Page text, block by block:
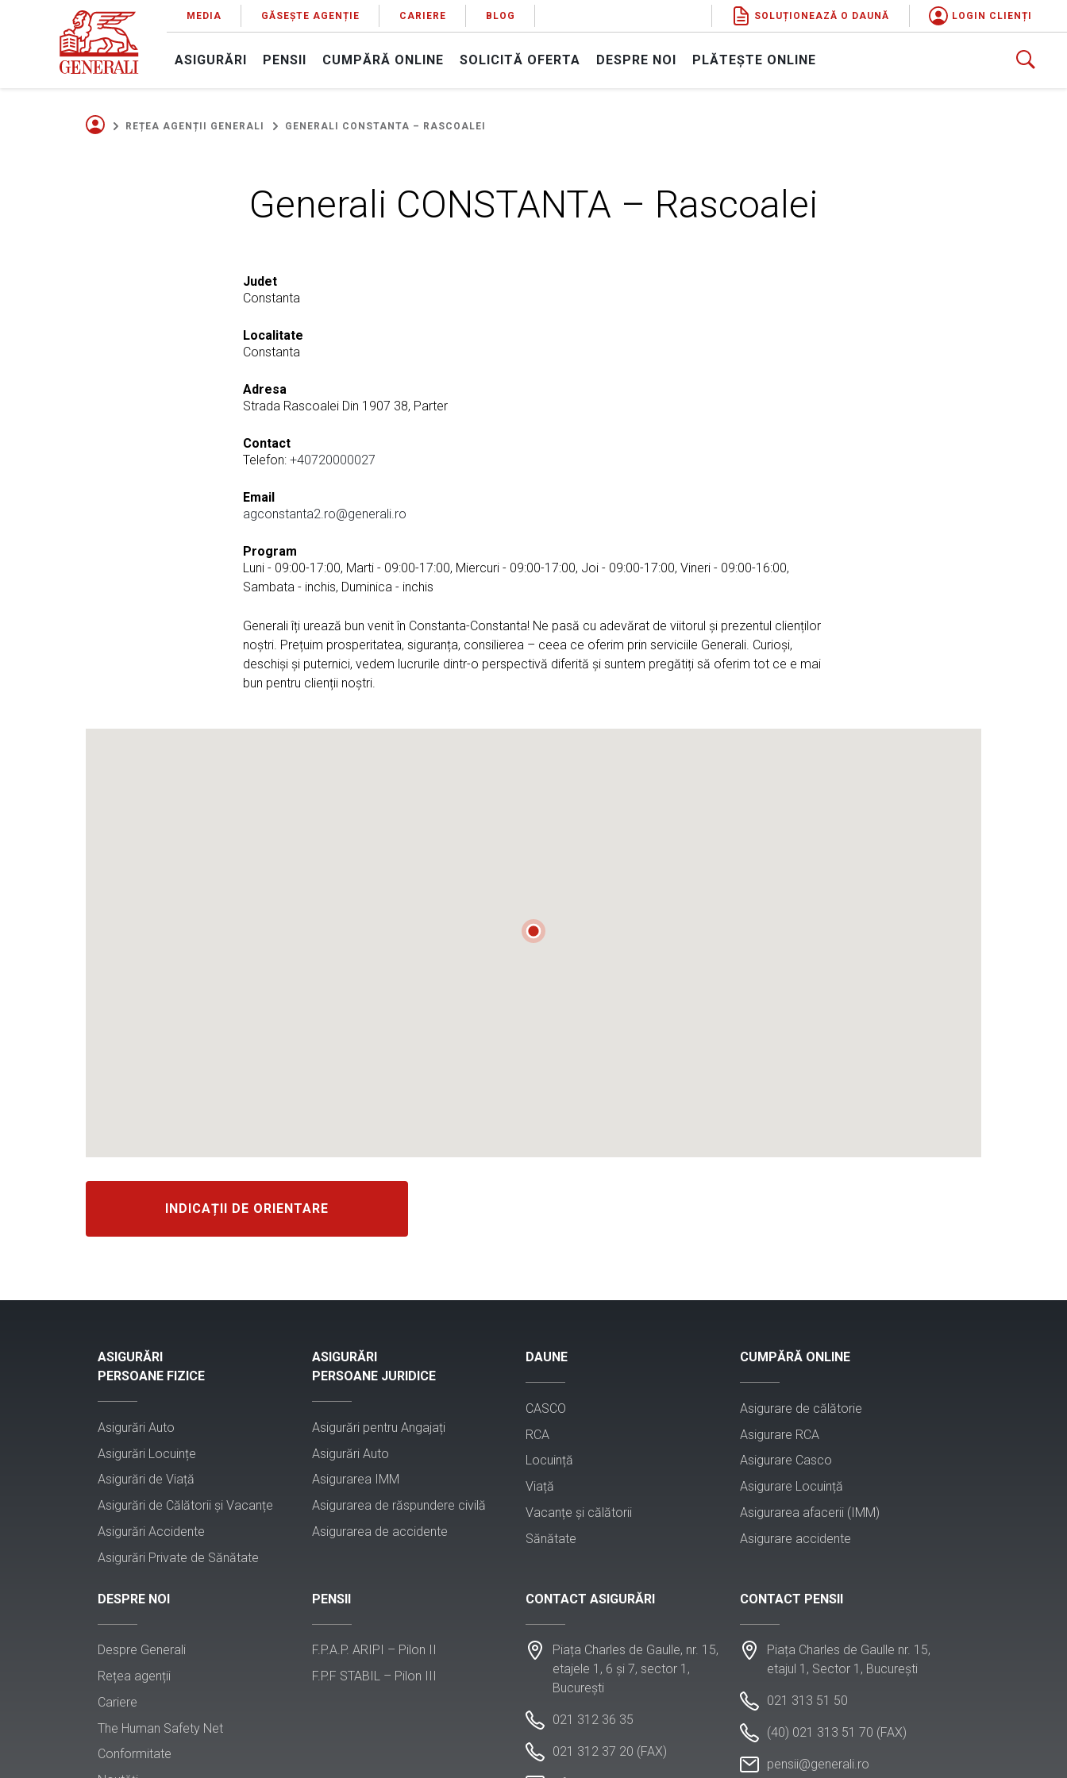
MEDIA GĂSEȘTE AGENȚIE CARIERE BLOG SOLUȚIONEAZĂ O DAUNĂ LOGIN CLIENȚI
ASIGURĂRI PENSII CUMPĂRĂ ONLINE SOLICITĂ OFERTA DESPRE NOI PLĂTEȘTE ONLINE
REȚEA AGENȚII GENERALI GENERALI CONSTANTA – RASCOALEI
Generali CONSTANTA – Rascoalei
Judet
Constanta
Localitate
Constanta
Adresa
Strada Rascoalei Din 1907 38, Parter
Contact
Telefon: +40720000027
Email
agconstanta2.ro@generali.ro
Program
Luni - 09:00-17:00, Marti - 09:00-17:00, Miercuri - 09:00-17:00, Joi - 09:00-17:00, Vineri - 09:00-16:00,
Sambata - inchis, Duminica - inchis
Generali îți urează bun venit în Constanta-Constanta! Ne pasă cu adevărat de viitorul și prezentul clienților
noștri. Prețuim prosperitatea, siguranța, consilierea – ceea ce oferim prin serviciile Generali. Curioși,
deschiși și puternici, vedem lucrurile dintr-o perspectivă diferită și suntem pregătiți să oferim tot ce e mai
bun pentru clienții noștri.
INDICAȚII DE ORIENTARE
ASIGURĂRI
PERSOANE FIZICE
Asigurări Auto
Asigurări Locuințe
Asigurări de Viață
Asigurări de Călătorii și Vacanțe
Asigurări Accidente
Asigurări Private de Sănătate
ASIGURĂRI
PERSOANE JURIDICE
Asigurări pentru Angajați
Asigurări Auto
Asigurarea IMM
Asigurarea de răspundere civilă
Asigurarea de accidente
DAUNE
CASCO
RCA
Locuință
Viață
Vacanțe și călătorii
Sănătate
CUMPĂRĂ ONLINE
Asigurare de călătorie
Asigurare RCA
Asigurare Casco
Asigurare Locuință
Asigurarea afacerii (IMM)
Asigurare accidente
DESPRE NOI
Despre Generali
Rețea agenții
Cariere
The Human Safety Net
Conformitate
PENSII
F.P.A.P. ARIPI – Pilon II
F.P.F STABIL – Pilon III
CONTACT ASIGURĂRI
Piața Charles de Gaulle, nr. 15,
etajele 1, 6 și 7, sector 1,
București
021 312 36 35
021 312 37 20 (FAX)
CONTACT PENSII
Piața Charles de Gaulle nr. 15,
etajul 1, Sector 1, București
021 313 51 50
(40) 021 313 51 70 (FAX)
pensii@generali.ro